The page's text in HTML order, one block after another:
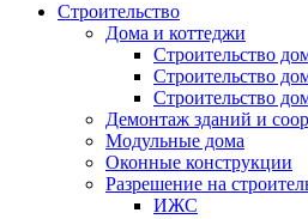
Строительство
Дома и коттеджи
Строительство
Строительство
Строительство
Демонтаж зданий и
Модульные дома
Оконные конструкции
Разрешение на
ИЖС